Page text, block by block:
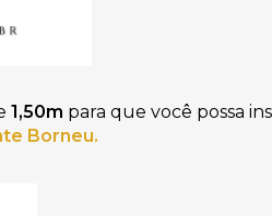
1,50m para que você possa
Borneu.